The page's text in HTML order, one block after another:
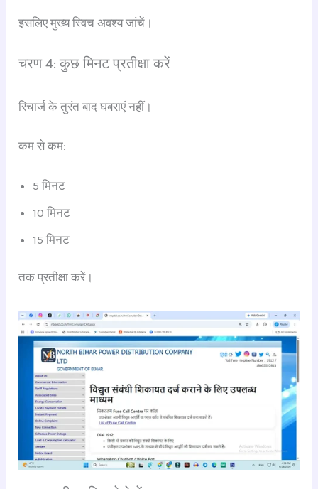
इसलिए मुख्य स्विच अवश्य जांचें।
चरण 4: कुछ मिनट प्रतीक्षा करें
रिचार्ज के तुरंत बाद घबराएं नहीं।
कम से कम:
5 मिनट
10 मिनट
15 मिनट
तक प्रतीक्षा करें।